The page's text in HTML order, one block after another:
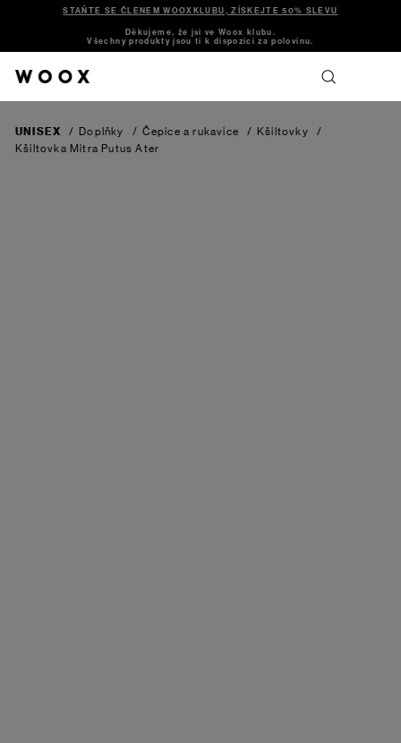
STAŇTE SE ČLENEM WOOXKLUBU, ZÍSKEJTE 50% SLEVU
Děkujeme, že jsi ve Woox klubu.
Všechny produkty jsou ti k dispozici za polovinu.
UNISEX / Doplňky / Čepice a rukavice / Kšiltovky
/
Kšiltovka Mitra Putus Ater